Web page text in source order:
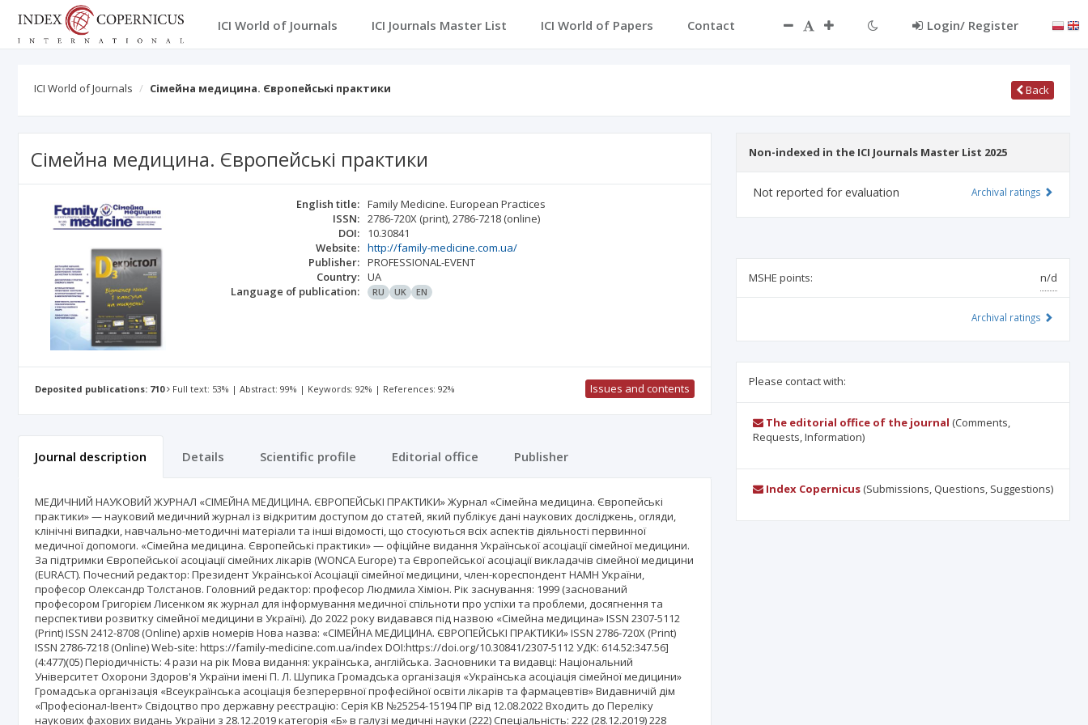
ICI World of Journals ICI Journals Master List ICI World of Papers Contact Login/ Register
ICI World of Journals Сімейна медицина. Європейські практики Back
Сімейна медицина. Європейські практики
English title: Family Medicine. European Practices
ISSN: 2786-720X (print),2786-7218 (online)
DOI:
10.30841
Website: http://family-medicine.com.ua/
Publisher: PROFESSIONAL-EVENT
Country: UA
Language of publication:
RU UK EN
Deposited publications: 710 Full text: 53% | Abstract: 99% | Keywords: 92% | References: 92% Issues and contents
Journal description Details Scientific profile Editorial office Publisher
МЕДИЧНИЙ НАУКОВИЙ ЖУРНАЛ «СІМЕЙНА МЕДИЦИНА. ЄВРОПЕЙСЬКІ ПРАКТИКИ» Журнал «Сімейна медицина. Європейські
практики» — науковий медичний журнал із відкритим доступом до статей, який публікує дані наукових досліджень, огляди,
клінічні випадки, навчально-методичні матеріали та інші відомості, що стосуються всіх аспектів діяльності первинної
медичної допомоги. «Сімейна медицина. Європейські практики» — офіційне видання Української асоціації сімейної медицини.
За підтримки Європейської асоціації сімейних лікарів (WONCA Europe) та Європейської асоціації викладачів сімейної медицини
(EURACT). Почесний редактор: Президент Української Асоціації сімейної медицини, член-кореспондент НАМН України,
професор Олександр Толстанов. Головний редактор: професор Людмила Хіміон. Рік заснування: 1999 (заснований
професором Григорієм Лисенком як журнал для інформування медичної спільноти про успіхи та проблеми, досягнення та
перспективи розвитку сімейної медицини в Україні). До 2022 року видавався під назвою «Сімейна медицина» ISSN 2307-5112
(Print) ISSN 2412-8708 (Online) архів номерів Нова назва: «СІМЕЙНА МЕДИЦИНА. ЄВРОПЕЙСЬКІ ПРАКТИКИ» ISSN 2786-720X (Print)
ISSN 2786-7218 (Online) Web-site: https://family-medicine.com.ua/index DOI:https://doi.org/10.30841/2307-5112 УДК: 614.52:347.56]
(4:477)(05) Періодичність: 4 рази на рік Мова видання: українська, англійська. Засновники та видавці: Національний
Університет Охорони Здоров'я України імені П. Л. Шупика Громадська організація «Українська асоціація сімейної медицини»
Громадська організація «Всеукраїнська асоціація безперервної професійної освіти лікарів та фармацевтів» Видавничій дім
«Професіонал-Івент» Свідоцтво про державну реєстрацію: Серія КВ №25254-15194 ПР від 12.08.2022 Входить до Переліку
наукових фахових видань України з 28.12.2019 категорія «Б» в галузі медичні науки (222) Спецiальнiсть: 222 (28.12.2019) 228
Non-indexed in the ICI Journals Master List 2025
Not reported for evaluation Archival ratings
MSHE points: n/d
Archival ratings
Please contact with:
The editorial office of the journal (Comments,
Requests, Information)
Index Copernicus(Submissions, Questions, Suggestions)